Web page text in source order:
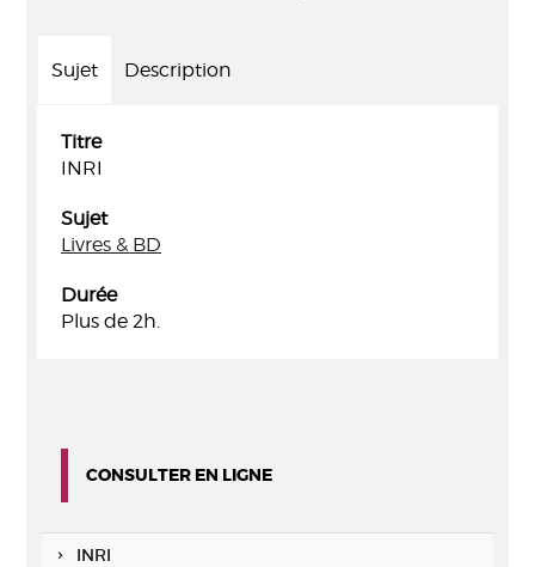
Sujet Description
Titre
INRI
Sujet
Livres & BD
Durée
Plus de 2h.
CONSULTER EN LIGNE
INRI